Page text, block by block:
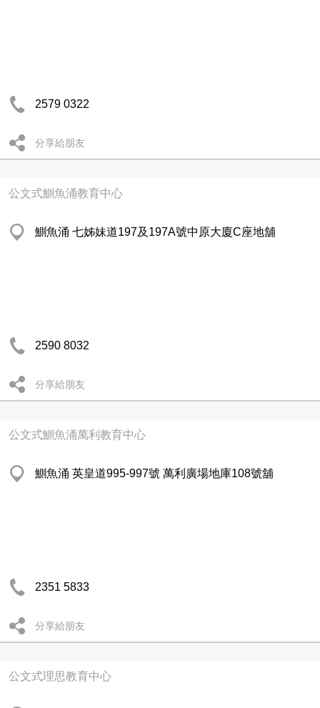
2579 0322
分享給朋友
公文式鰂魚涌教育中心
鰂魚涌 七姊妹道197及197A號中原大廈C座地舖
2590 8032
分享給朋友
公文式鰂魚涌萬利教育中心
鰂魚涌 英皇道995-997號 萬利廣場地庫108號舖
2351 5833
分享給朋友
公文式理思教育中心